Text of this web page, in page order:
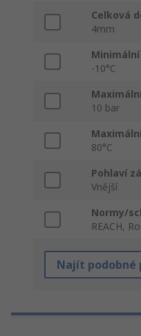
Celková
4mm
-10°C
10 bar
80°C
Pohlaví
Vnější
Normy/
REACH,
Najít podobné